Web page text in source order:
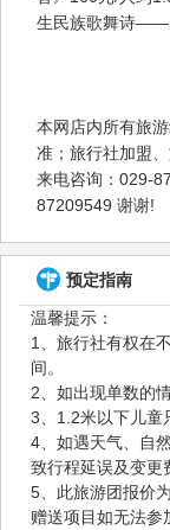
生民族歌舞诗——
本网店内所有旅
准；旅行社加盟
来电咨询：029-87200345
87209549 谢谢!
预定指南
温馨提示：
1、旅行社有权在
间。
2、如出现单数的
3、1.2米以下儿童
4、如遇天气、自
致行程延误及变更
5、此旅游团报价
赠送项目如无法参